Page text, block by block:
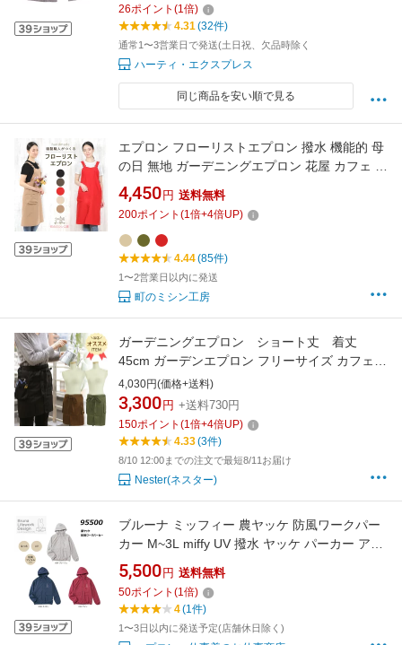
26ポイント (1倍)
4.31(32件)
通常1〜3営業日で発送(土日祝、欠品時除く
ハーティ・エクスプレス
同じ商品を安い順で見る
エプロン フローリストエプロン 撥水 機能的 母
の日 無地 ガーデニングエプロン 花屋 カフェ 敬
老の日 誕生日 プレゼント ギフト 実用的 ユニフ
ォーム シワになりにくい ノーアイロン 肩こり
日本製 新生活 おしゃれ
4,450 円 送料無料
200ポイント (1倍+4倍UP)
4.44(85件)
1〜2営業日以内に発送
町のミシン工房
ガーデニングエプロン ショート丈 着丈
45cm ガーデンエプロン フリーサイズ カフェエ
プロン ユニセックス 作業用 園芸 ワークエプロ
ン 男女兼用 カワイイ 仕事
4,030円(価格+送料)
3,300 円 +送料730円
150ポイント (1倍+4倍UP)
4.33(3件)
8/10 12:00までの注文で最短8/11お届け
Nester(ネスター)
ブルーナ ミッフィー 農ヤッケ 防風ワークパー
カー M~3L miffy UV 撥水 ヤッケ パーカー アウ
ター 園芸 ガーデニング 農作業 掃除 DIY 仕事
レディース AITOZ
5,500 円 送料無料
50ポイント (1倍)
4(1件)
1〜3日以内に発送予定(店舗休日除く)